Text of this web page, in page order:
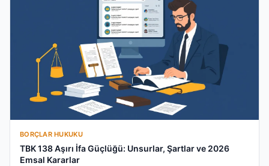
BORÇLAR HUKUKU
TBK 138 Aşırı İfa Güçlüğü: Unsurlar, Şartlar ve 2026
Emsal Kararlar